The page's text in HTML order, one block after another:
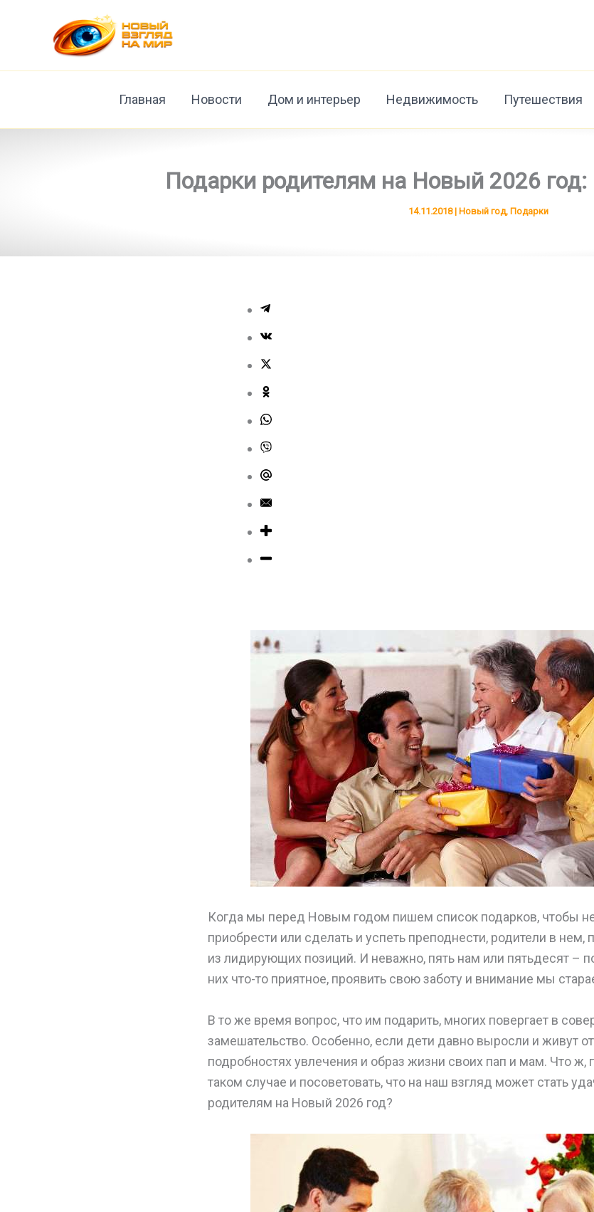
содержимому
Главная Новости Дом и интерьер Недвижимость Путешествия
Подарки родителям на Новый 2026 год:
14.11.2018| Новый год, Подарки
Когда мы перед Новым годом пишем список подарков, чтобы
приобрести или сделать и успеть преподнести, родители в нем,
из лидирующих позиций. И неважно, пять нам или пятьдесят –
них что-то приятное, проявить свою заботу и внимание мы
В то же время вопрос, что им подарить, многих повергает в
замешательство. Особенно, если дети давно выросли и живут
подробностях увлечения и образ жизни своих пап и мам. Что
таком случае и посоветовать, что на наш взгляд может стать
родителям на Новый 2026 год?